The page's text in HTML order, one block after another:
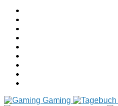
Gaming